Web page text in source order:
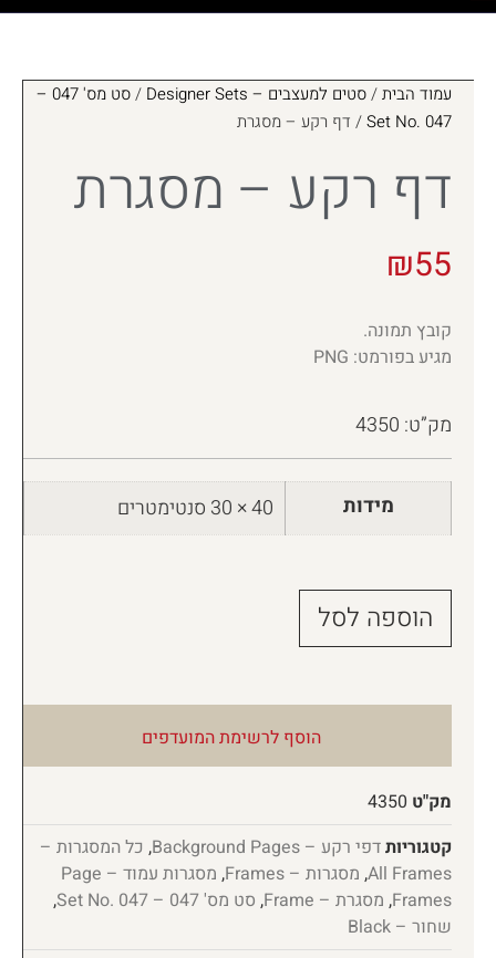
עמוד הבית/סטים למעצבים – Designer Sets /
סט מס' 047 –
Set No. 047/ דף רקע – מסגרת
דף רקע – מסגרת
₪55
קובץ תמונה.
מגיע בפורמט: PNG
מק”ט: 4350
מידות 40 × 30 סנטימטרים
הוספה לסל
הוסף לרשימת המועדפים
מק"ט 4350
קטגוריותדפי רקע – Background Pages , כל המסגרות –
All Frames
, מסגרות – Frames ,
מסגרות עמוד – Page
Frames
, מסגרת – Frame , סט מס' 047 – Set No. 047
,
שחור – Black